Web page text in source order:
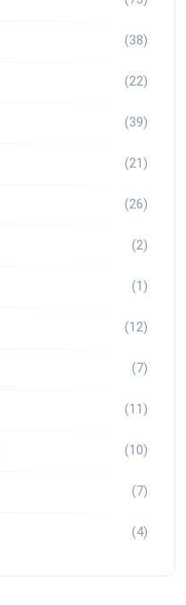
(38)
(22)
(39)
(21)
(26)
(2)
(1)
(12)
(7)
(11)
(10)
(7)
(4)